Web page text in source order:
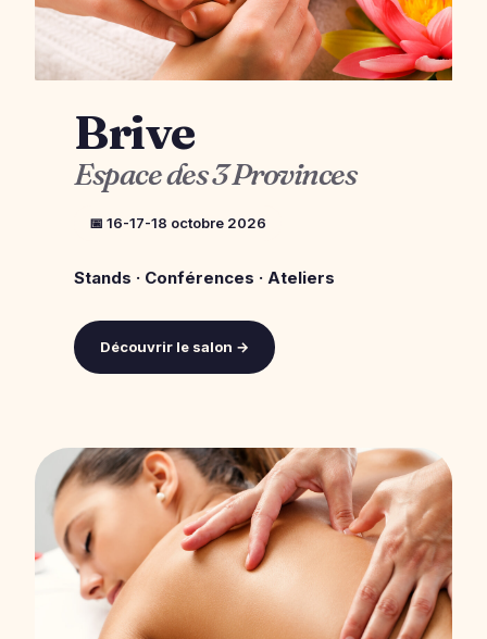
Brive
Espace des 3 Provinces
📅 16-17-18 octobre 2026
Stands · Conférences · Ateliers
Découvrir le salon →
12ᵉ ÉDITION